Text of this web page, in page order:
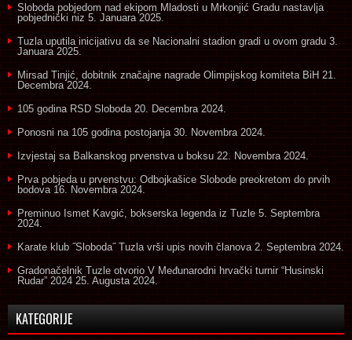
Sloboda pobjedom nad ekipom Mladosti u Mrkonjić Gradu nastavlja
pobjednički niz 5. Januara 2025.
Tuzla uputila inicijativu da se Nacionalni stadion gradi u ovom gradu 3.
Januara 2025.
Mirsad Tinjić, dobitnik značajne nagrade Olimpijskog komiteta BiH 21.
Decembra 2024.
105 godina RSD Sloboda 20. Decembra 2024.
Ponosni na 105 godina postojanja 30. Novembra 2024.
Izvjestaj sa Balkanskog prvenstva u boksu 22. Novembra 2024.
Prva pobjeda u prvenstvu: Odbojkašice Slobode preokretom do prvih
bodova 16. Novembra 2024.
Preminuo Ismet Kavgić, bokserska legenda iz Tuzle 5. Septembra
2024.
Karate klub ˝Sloboda˝ Tuzla vrši upis novih članova 2. Septembra 2024.
Gradonačelnik Tuzle otvorio V Međunarodni hrvački turnir “Husinski
Rudar” 2024 25. Augusta 2024.
KATEGORIJE